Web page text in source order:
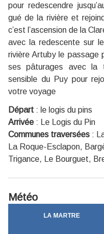
pour redescendre
gué de la rivière et
c’est l’ascension de la
avec la redescente sur
rivière Artuby le passage
ses pâturages avec la
sensible du Puy pour
votre voyage
Départ : le logis du pins
Arrivée :
Le Logis du Pin
Communes traversées :
La Roque-Esclapon,
Trigance, Le Bourguet,
Météo